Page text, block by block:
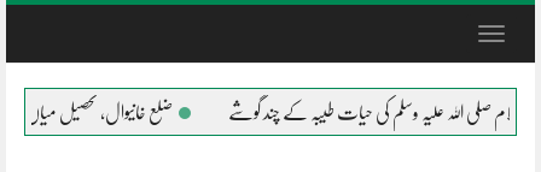
Toggle
صلی اللہ علیہ وسلم کی حیات طیبہ کے چند گوشے ضلع خانیوال، تحصیل میاں چنوں